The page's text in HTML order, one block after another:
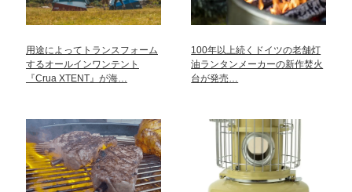
用途によってトランスフォーム
するオールインワンテント
『Crua XTENT』が海…
100年以上続くドイツの老舗灯
油ランタンメーカーの新作焚火
台が発売…